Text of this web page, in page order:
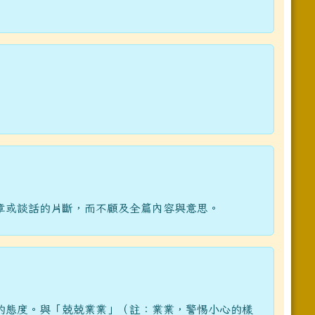
談話的片斷，而不顧及全篇內容與意思。
度。與「兢兢業業」（註：業業，警惕小心的樣